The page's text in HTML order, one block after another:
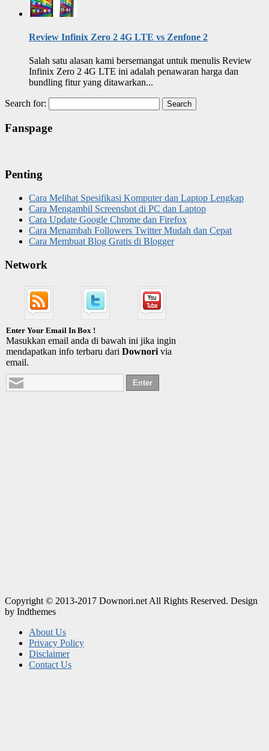
Review Infinix Zero 2 4G LTE vs Zenfone 2
Salah satu alasan kami bersemangat untuk menulis Review
Infinix Zero 2 4G LTE ini adalah penawaran harga dan
bundling fitur yang ditawarkan...
Search for:
Fanspage
Penting
Cara Melihat Spesifikasi Komputer dan Laptop Lengkap
Cara Mengambil Screenshot di PC dan Laptop
Cara Update Google Chrome dan Firefox
Cara Menambah Followers Twitter Mudah dan Cepat
Cara Membuat Blog Gratis di Blogger
Network
Enter Your Email In Box !
Masukkan email anda di bawah ini jika ingin
mendapatkan info terbaru dari Downori via
email.
Copyright © 2013-2017 Downori.net All Rights Reserved. Design
by Indthemes
About Us
Privacy Policy
Disclaimer
Contact Us